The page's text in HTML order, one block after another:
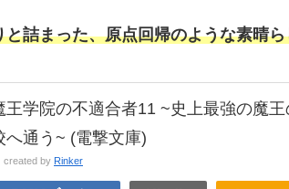
詰まった、原点回帰のような素晴
王学院の不適合者11 ~史上最強の魔
へ通う~ (電撃文庫)
created by Rinker